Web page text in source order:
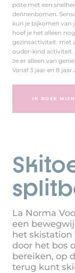
piste met een
dennenbomen.
kun je bijkomen van
hoef je het alleen
gezinsactiviteit: met
ouder-kind activiteit.
ze er alleen van
Vanaf 3 jaar en 8 jaar
IK BOEK
La Norma
een
het skistation
door het bos
bereiken, op
terug kunt